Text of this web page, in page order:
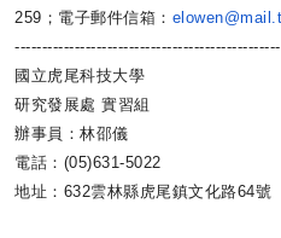
259；電子郵件信箱：
------------------------------
國立虎尾科技大學
研究發展處 實習組
辦事員：林邵儀
電話：(05)631-5022
地址：632雲林縣虎尾鎮文化路64號